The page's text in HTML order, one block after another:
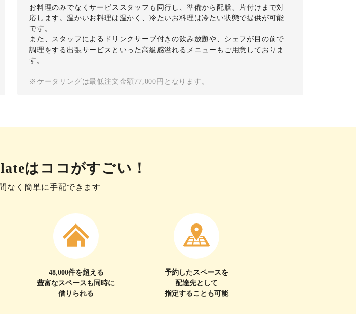
お料理のみでなくサービススタッフも同行し、準備から配膳、片付けまで対
応します。温かいお料理は温かく、冷たいお料理は冷たい状態で提供が可能
です。
また、スタッフによるドリンクサーブ付きの飲み放題や、シェフが目の前で
調理をする出張サービスといった高級感溢れるメニューもご用意しておりま
す。
※ケータリングは最低注文金額77,000円となります。
は ココがすごい！
なく簡単に手配できます
48,000件を超える
豊富なスペースも同時に
借りられる
予約したスペースを
配達先として
指定することも可能